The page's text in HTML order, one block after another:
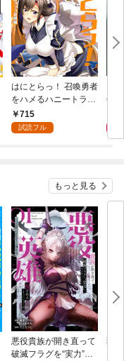
はにとらっ！ 召喚勇者
をハメるハニートラッ
プ包囲網 1
715
試読フル
年9
もっと見る
悪役貴族が開き直って
破滅フラグを“実力”で
弱